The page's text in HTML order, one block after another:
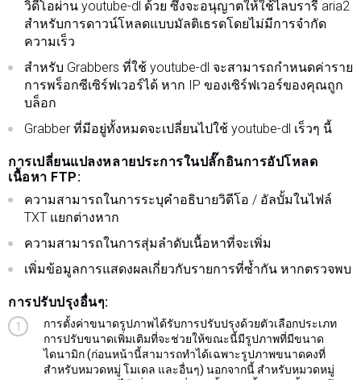
วิดีโอผ่าน youtube-dl ด้วย ซึ่งจะอนุญาตให้ใช้ไลบรารี aria2
สำหรับการดาวน์โหลดแบบมัลติเธรดโดยไม่มีการจำกัด
ความเร็ว
สำหรับ Grabbers ที่ใช้ youtube-dl จะสามารถกำหนดค่าราย
การพร็อกซีเซิร์ฟเวอร์ได้ หาก IP ของเซิร์ฟเวอร์ของคุณถูก
บล็อก
Grabber ที่มีอยู่ทั้งหมดจะเปลี่ยนไปใช้ youtube-dl เร็วๆ นี้
การเปลี่ยนแปลงหลายประการในปลั๊กอินการอัปโหลด
เนื้อหา FTP:
ความสามารถในการระบุคำอธิบายวิดีโอ / อัลบั้มในไฟล์
TXT แยกต่างหาก
ความสามารถในการสุ่มลำดับเนื้อหาที่จะเพิ่ม
เพิ่มข้อมูลการแสดงผลเกี่ยวกับรายการที่ซ้ำกัน หากตรวจพบ
การปรับปรุงอื่นๆ:
การตั้งค่าขนาดรูปภาพได้รับการปรับปรุงด้วยตัวเลือกประเภท
การปรับขนาดเพิ่มเติมที่จะช่วยให้ขณะนี้มีรูปภาพที่มีขนาด
ไดนามิก (ก่อนหน้านี้สามารถทำได้เฉพาะรูปภาพขนาดคงที่
สำหรับหมวดหมู่ โมเดล และอื่นๆ) นอกจากนี้ สำหรับหมวดหมู่